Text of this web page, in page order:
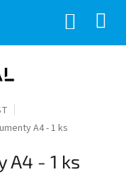
A4 - 1 ks
A4 - 1 ks